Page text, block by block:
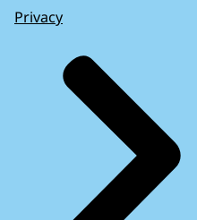
Privacy